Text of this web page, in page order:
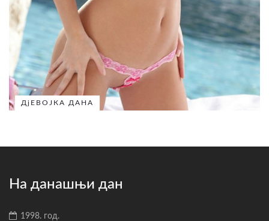
ДјЕВОЈКА ДАНА
На данашњи дан
1998. год.